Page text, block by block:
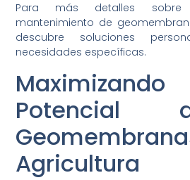
Para más detalles
mantenimiento de
descubre soluciones
necesidades específicas.
Agricultura